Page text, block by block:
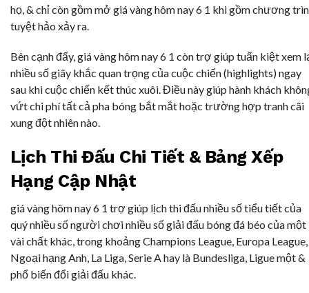
họ, & chỉ còn gồm mở giá vàng hôm nay 6 1 khi gồm chương
tuyệt hảo xảy ra.
Bên cạnh đấy, giá vàng hôm nay 6 1 còn trợ giúp tuấn kiệt xem
nhiều số giây khắc quan trọng của cuộc chiến (highlights) ngay
sau khi cuộc chiến kết thúc xuôi. Điều này giúp hành khách
vứt chi phí tất cả pha bóng bắt mắt hoặc trường hợp tranh cãi
xung đột nhiên nào.
Lịch Thi Đấu Chi Tiết & Bảng Xếp
Hạng Cập Nhật
giá vàng hôm nay 6 1 trợ giúp lịch thi đấu nhiều số tiểu tiết của
quý nhiều số người chơi nhiều số giải đấu bóng đá béo của một
vài chất khác, trong khoảng Champions League, Europa League,
Ngoại hạng Anh, La Liga, Serie A hay là Bundesliga, Ligue một &
phổ biến đổi giải đấu khác.